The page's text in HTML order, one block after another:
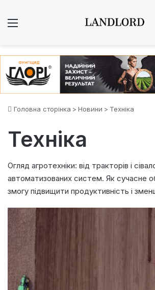
Головна сторінка > Новини > Техніка
Техніка
Огляд агротехніки: від тракторів і
автоматизованих систем. Як сучасне
змогу підвищити продуктивність і